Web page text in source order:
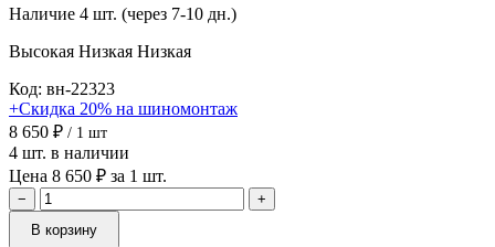
Наличие 4 шт. (через 7-10 дн.)
Высокая Низкая Низкая
Код: вн-22323
+Скидка 20% на шиномонтаж
8 650 ₽ / 1 шт
4 шт. в наличии
Цена 8 650 ₽ за 1 шт.
−
+
В корзину